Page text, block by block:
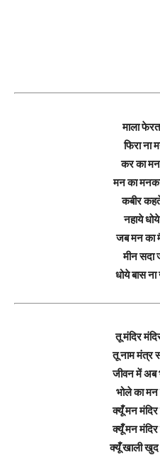
माला
फिरा ना
कर का
मन का
कबीर
नहाये
जब मन का
मीन सदा
धोये बास
तू मंदिर
तू नाम मंत्र
जीवन में अब
भोले का मन
क्यूँ मन मंदिर
क्यूँ मन मंदिर
क्यूँ खाली